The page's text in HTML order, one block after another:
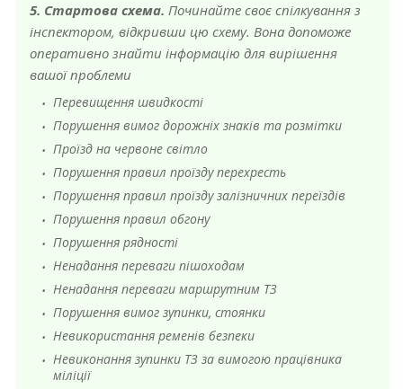
5. Стартова схема. Починайте своє спілкування з
інспектором, відкривши цю схему. Вона допоможе
оперативно знайти інформацію для вирішення
вашої проблеми
Перевищення швидкості
Порушення вимог дорожніх знаків та розмітки
Проїзд на червоне світло
Порушення правил проїзду перехресть
Порушення правил проїзду залізничних переїздів
Порушення правил обгону
Порушення рядності
Ненадання переваги пішоходам
Ненадання переваги маршрутним ТЗ
Порушення вимог зупинки, стоянки
Невикористання ременів безпеки
Невиконання зупинки ТЗ за вимогою працівника
міліції